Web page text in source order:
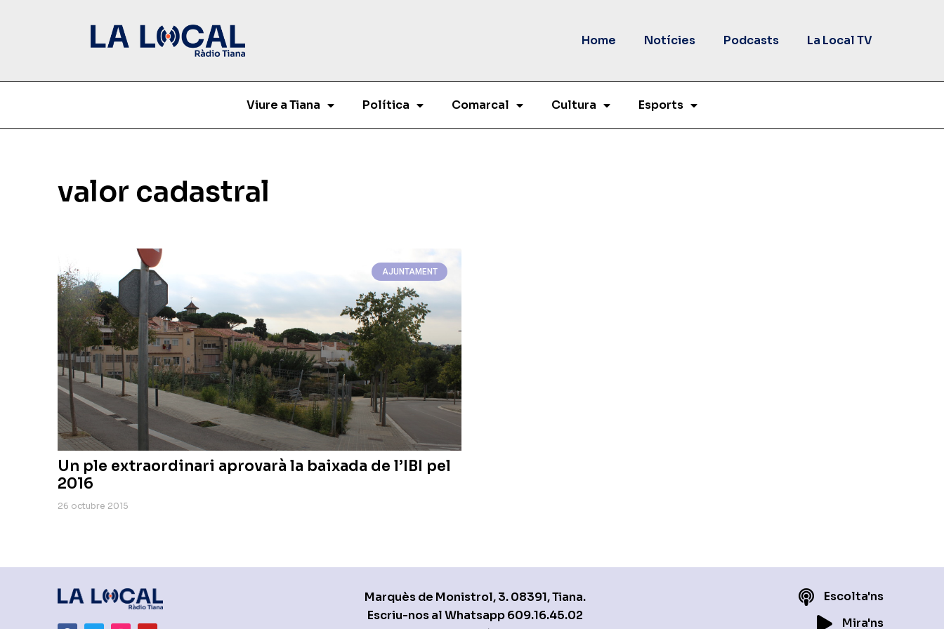
Home Notícies Podcasts La Local TV
Viure a Tiana Política Comarcal Cultura Esports
valor cadastral
AJUNTAMENT
Un ple extraordinari aprovarà la baixada de l’IBI pel
2016
26 octubre 2015
Marquès de Monistrol, 3. 08391, Tiana.
Escriu-nos al Whatsapp609.16.45.02
Escolta'ns
Mira'ns